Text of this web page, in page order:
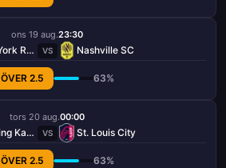
ons 19 aug.23:30
New York Red Bulls VS Nashville SC
ÖVER 2.5 63%
tors 20 aug.00:00
Sporting Kansas City VS St. Louis City
ÖVER 2.5 63%